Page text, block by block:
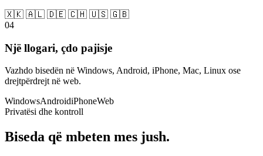
🇽🇰 🇦🇱 🇩🇪 🇨🇭 🇺🇸 🇬🇧
04
Një llogari, çdo pajisje
Vazhdo bisedën në Windows, Android, iPhone, Mac, Linux ose
drejtpërdrejt në web.
WindowsAndroidiPhoneWeb
Privatësi dhe kontroll
Biseda që mbeten mes jush.